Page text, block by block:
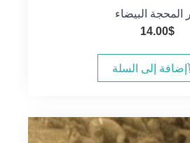
المحجة البيضاء
14.00$
إضافة إلى السلة